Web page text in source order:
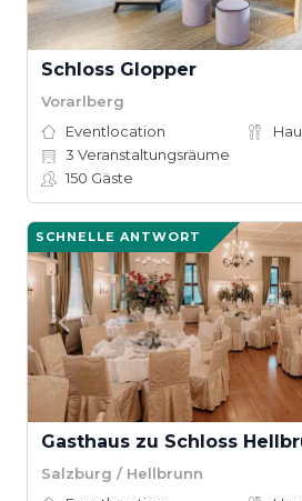
Schloss Glopper
Vorarlberg
Eventlocation
3 Veranstaltungsräume
150 Gäste
SCHNELLE ANTWORT
Gasthaus zu Schloss
Salzburg / Hellbrunn